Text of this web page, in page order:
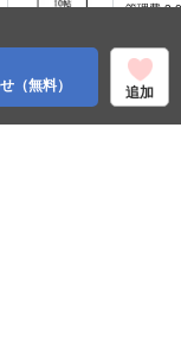
管理費
23.18㎡
桂台駅
中央 徒
（無料）
追加